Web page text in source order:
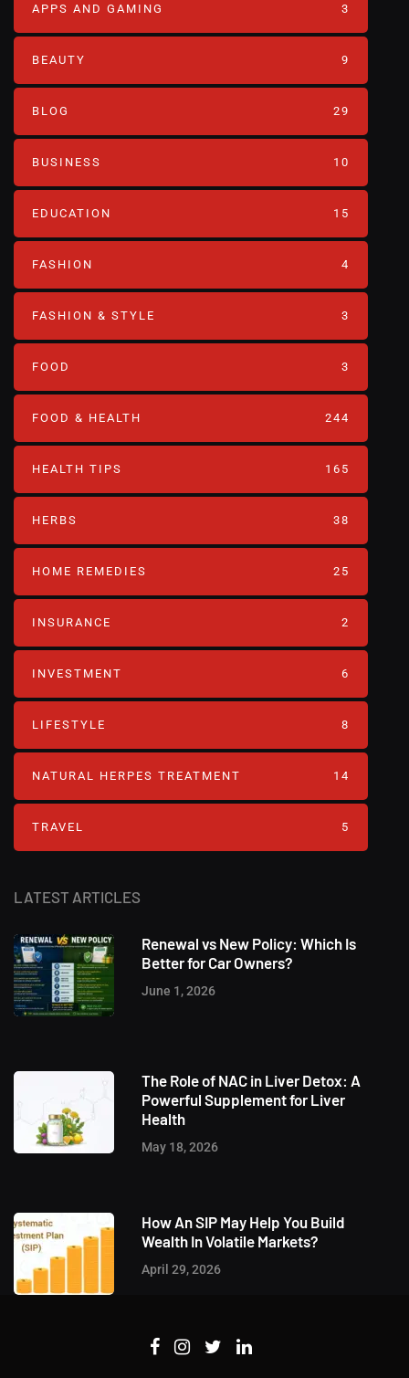
LATEST ARTICLES
Renewal vs New Policy: Which Is
Better for Car Owners?
June 1, 2026
The Role of NAC in Liver Detox: A
Powerful Supplement for Liver
Health
May 18, 2026
How An SIP May Help You Build
Wealth In Volatile Markets?
April 29, 2026
APPS AND GAMING 3
BEAUTY 9
BLOG 29
BUSINESS 10
EDUCATION 15
FASHION 4
FASHION & STYLE 3
FOOD 3
FOOD & HEALTH 244
HEALTH TIPS 165
HERBS 38
HOME REMEDIES 25
INSURANCE 2
INVESTMENT 6
LIFESTYLE 8
NATURAL HERPES TREATMENT‎ 14
TRAVEL 5